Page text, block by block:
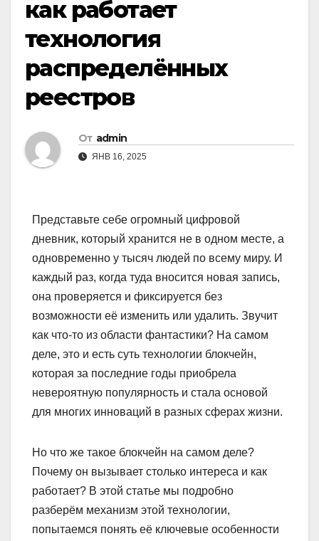
как работает
технология
распределённых
реестров
От admin
ЯНВ 16, 2025
Представьте себе огромный цифровой
дневник, который хранится не в одном месте, а
одновременно у тысяч людей по всему миру. И
каждый раз, когда туда вносится новая запись,
она проверяется и фиксируется без
возможности её изменить или удалить. Звучит
как что-то из области фантастики? На самом
деле, это и есть суть технологии блокчейн,
которая за последние годы приобрела
невероятную популярность и стала основой
для многих инноваций в разных сферах жизни.
Но что же такое блокчейн на самом деле?
Почему он вызывает столько интереса и как
работает? В этой статье мы подробно
разберём механизм этой технологии,
попытаемся понять её ключевые особенности